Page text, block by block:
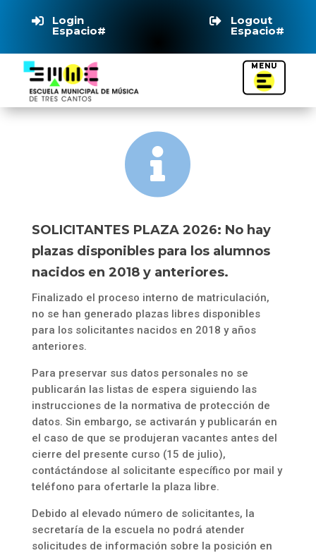
 Login
Espacio#
 Logout
Espacio#

SOLICITANTES PLAZA 2026: No hay
plazas disponibles para los alumnos
nacidos en 2018 y anteriores.
Finalizado el proceso interno de matriculación,
no se han generado plazas libres disponibles
para los solicitantes nacidos en 2018 y años
anteriores.
Para preservar sus datos personales no se
publicarán las listas de espera siguiendo las
instrucciones de la normativa de protección de
datos. Sin embargo, se activarán y publicarán en
el caso de que se produjeran vacantes antes del
cierre del presente curso (15 de julio),
contáctándose al solicitante específico por mail y
teléfono para ofertarle la plaza libre.
Debido al elevado número de solicitantes, la
secretaría de la escuela no podrá atender
solicitudes de información sobre la posición en